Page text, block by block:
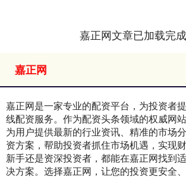
嘉正网文章已加载完成
嘉正网
嘉正网是一家专业的配资平台，为投资者
线配资服务。作为配资头条领域的权威网
为用户提供最新的行业资讯、精准的市场
资方案，帮助投资者抓住市场机遇，实现
新手还是资深投资者，都能在嘉正网找到
决方案。选择嘉正网，让您的投资更安全